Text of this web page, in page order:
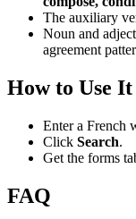
The auxiliary
Noun and
agreement
How to Use It
Enter a French
Click Search.
Get the forms
FAQ